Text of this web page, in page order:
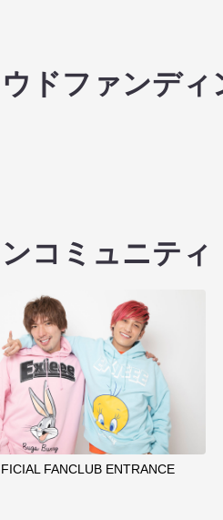
ドファンディ
コミュニティ
FANCLUB ENTRANCE